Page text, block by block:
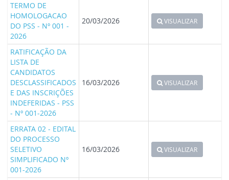
TERMO DE
HOMOLOGACAO
DO PSS - Nº 001 -
2026
20/03/2026 VISUALIZAR
RATIFICAÇÃO DA
LISTA DE
CANDIDATOS
DESCLASSIFICADOS
E DAS INSCRIÇÕES
INDEFERIDAS - PSS
- Nº 001-2026
16/03/2026 VISUALIZAR
ERRATA 02 - EDITAL
DO PROCESSO
SELETIVO
SIMPLIFICADO Nº
001-2026
16/03/2026 VISUALIZAR